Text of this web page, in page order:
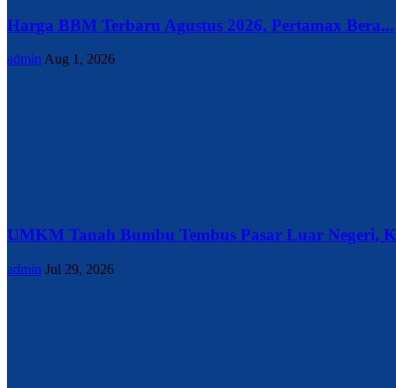
Harga BBM Terbaru Agustus 2026, Pertamax Bera...
admin Aug 1, 2026
UMKM Tanah Bumbu Tembus Pasar Luar Negeri,
admin Jul 29, 2026